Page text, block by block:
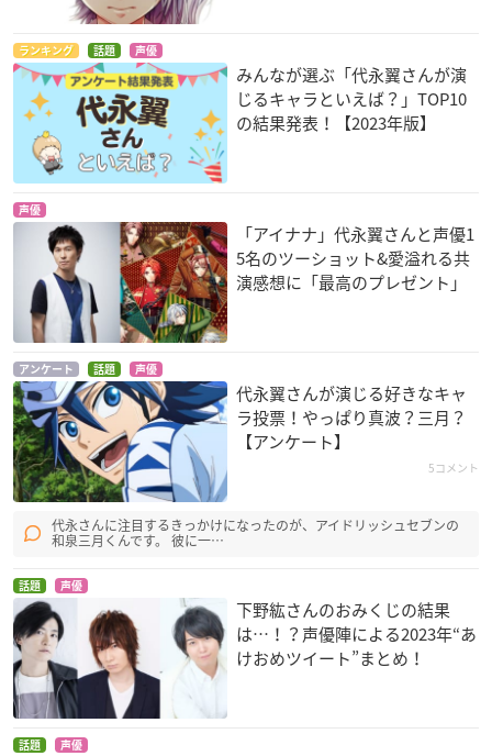
ランキング 話題 声優
みんなが選ぶ「代永翼さんが演
じるキャラといえば？」TOP10
の結果発表！【2023年版】
声優
「アイナナ」代永翼さんと声優1
5名のツーショット&愛溢れる共
演感想に「最高のプレゼント」
アンケート 話題 声優
代永翼さんが演じる好きなキャ
ラ投票！やっぱり真波？三月？
【アンケート】
5コメント
代永さんに注目するきっかけになったのが、アイドリッシュセブンの
和泉三月くんです。 彼に一…
話題 声優
下野紘さんのおみくじの結果
は…！？声優陣による2023年“あ
けおめツイート”まとめ！
話題 声優